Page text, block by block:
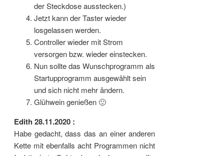
der Steckdose ausstecken.)
Jetzt kann der Taster wieder
losgelassen werden.
Controller wieder mit Strom
versorgen bzw. wieder einstecken.
Nun sollte das Wunschprogramm als
Startupprogramm ausgewählt sein
und sich nicht mehr ändern.
Glühwein genießen 🙂
Edith 28.11.2020 :
Habe gedacht, dass das an einer anderen
Kette mit ebenfalls acht Programmen nicht